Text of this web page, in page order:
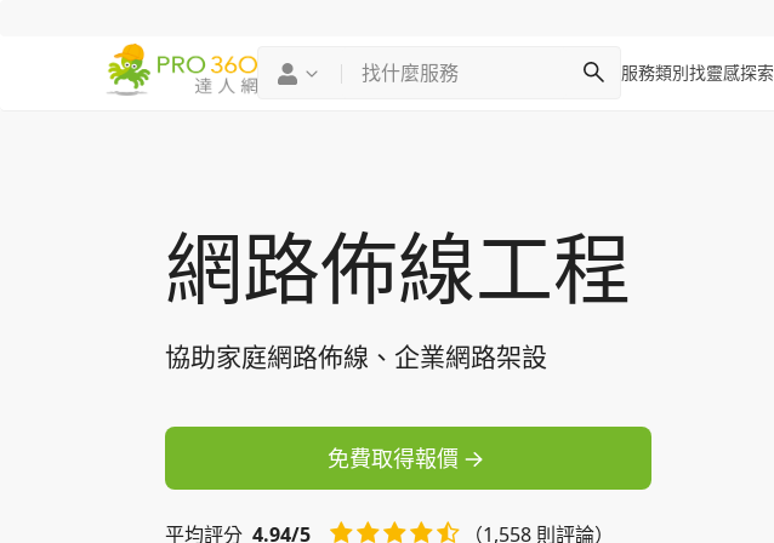
服務類別找靈感探索
網路佈線工程
協助家庭網路佈線、企業網路架設
免費取得報價
平均評分 4.94/5 （1,558 則評論）